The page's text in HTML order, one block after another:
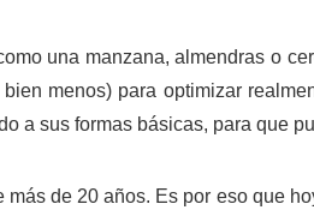
una manzana, almendras o
menos) para optimizar
a sus formas básicas, para que
de 20 años. Es por eso que